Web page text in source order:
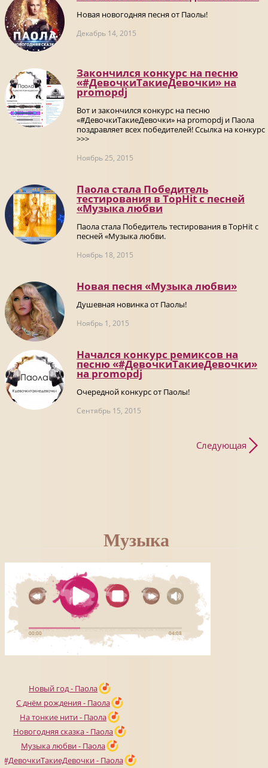
Новая новогодняя песня от Паолы!
Декабрь 14, 2015
Закончился конкурс на песню
«#ДевочкиТакиеДевочки» на
promоpdj
Вот и закончился конкурс на песню
«#ДевочкиТакиеДевочки» на promоpdj и Паола
поздравляет всех победителей! Ссылка на конкурс
>>>
Ноябрь 25, 2015
Паола стала Победитель
тестирования в TopHit с песней
«Музыка любви
Паола стала Победитель тестирования в TopHit с
песней «Музыка любви.
Ноябрь 18, 2015
Новая песня «Музыка любви»
Душевная новинка от Паолы!
Ноябрь 1, 2015
Начался конкурс ремиксов на
песню «#ДевочкиТакиеДевочки»
на promоpdj
Очередной конкурс от Паолы!
Сентябрь 15, 2015
Следующая
Музыка
Новый год - Паола
С днём рождения - Паола
На тонкие нити - Паола
Новогодняя сказка - Паола
Музыка любви - Паола
#ДевочкиТакиеДевочки - Паола